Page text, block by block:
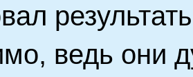
ведь они